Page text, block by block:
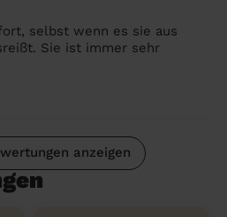
selbst wenn es sie aus
Sie ist immer sehr
anzeigen